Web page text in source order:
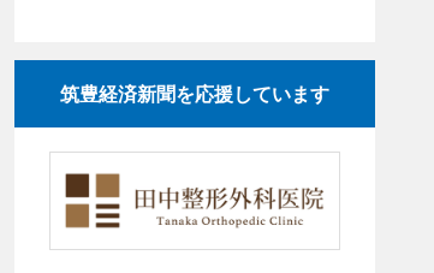
筑豊経済新聞を応援しています